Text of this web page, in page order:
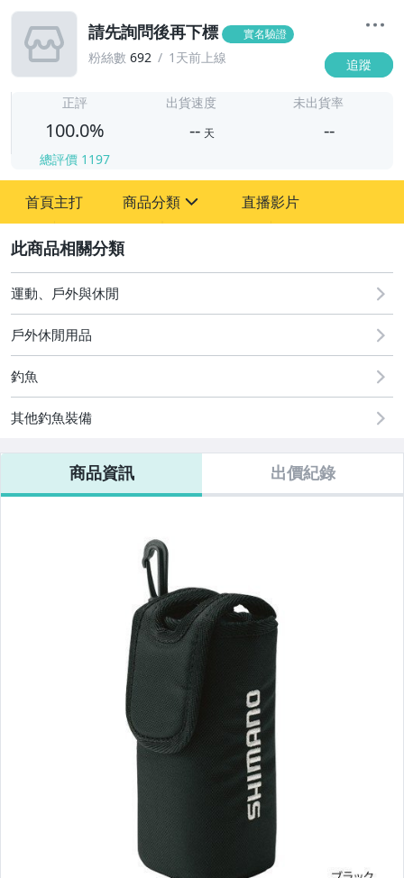
請先詢問後再下標 實名驗證
粉絲數 692 1天前上線 追蹤
正評
100.0%
總評價 1197
出貨速度
-- 天
未出貨率
--
首頁主打 商品分類
運動、戶外與休閒
直播影片
運動、戶外與休閒
戶外休閒用品
釣魚
其他釣魚裝備
商品資訊 出價紀錄